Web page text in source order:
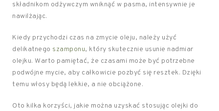
składnikom odżywczym wniknąć w pasma, intensywnie je
nawilżając.
Kiedy przychodzi czas na zmycie oleju, należy użyć
delikatnego szamponu, który skutecznie usunie nadmiar
olejku. Warto pamiętać, że czasami może być potrzebne
podwójne mycie, aby całkowicie pozbyć się resztek. Dzięki
temu włosy będą lekkie, a nie obciążone.
Oto kilka korzyści, jakie można uzyskać stosując olejki do